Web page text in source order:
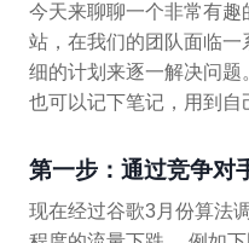
今天来聊聊一个非常有趣
站，在我们的团队面临
细的计划来逐一解决问
也可以记下笔记，用到自
第一步：通过竞争对
现在经过谷歌3月份算法